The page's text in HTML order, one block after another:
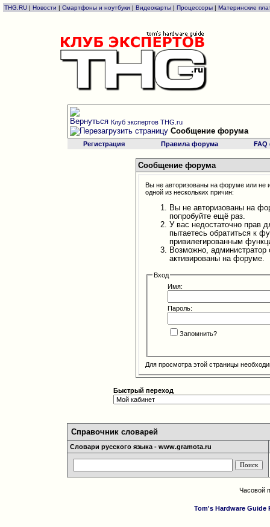
THG.RU | Новости | Смартфоны и ноутбуки | Видеокарты | Процессоры | Материнские
Клуб экспертов THG.ru
Сообщение форума
Регистрация Правила форума
Сообщение форума
Вы не авторизованы на форуме или не
одной из нескольких причин:
Вы не авторизованы на
попробуйте ещё раз.
У вас недостаточно прав
пытаетесь обратиться к
привилегированным
Возможно,
активированы на форуме.
Вход
Имя:
Пароль:
Запомнить?
Для просмотра этой страницы
Быстрый переход
Справочник словарей
Словари русского языка - www.gramota.ru
Часовой
Tom's Hardware Guide